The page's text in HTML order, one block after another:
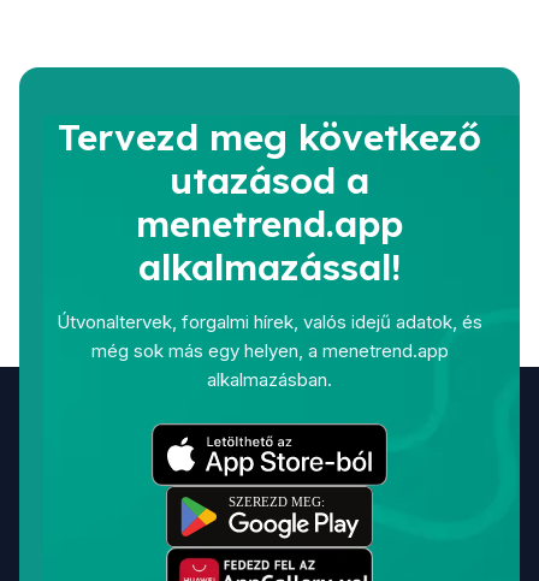
Tervezd meg következő
utazásod a
menetrend.app
alkalmazással!
Útvonaltervek, forgalmi hírek, valós idejű adatok, és
még sok más egy helyen, a menetrend.app
alkalmazásban.